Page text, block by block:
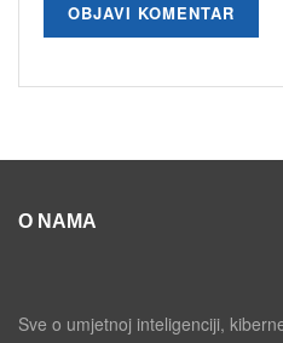
O NAMA
Sve o umjetnoj inteligenciji,